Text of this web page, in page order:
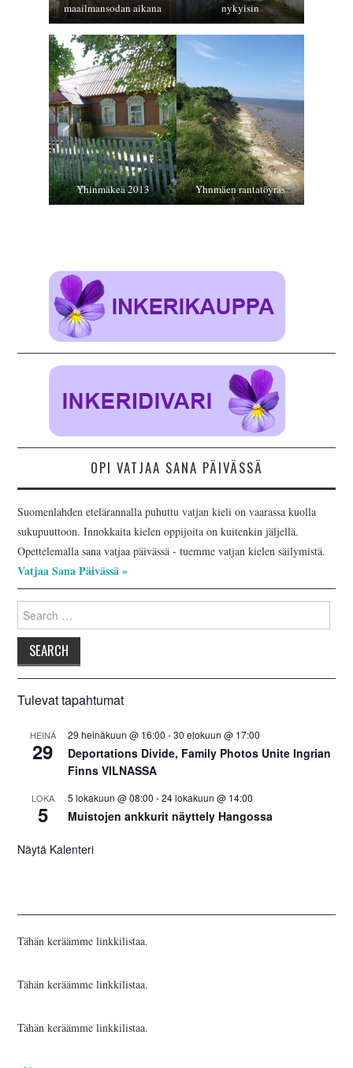
INKERILÄINEN
PERHEALBUMI
VIRTUAALI-INKERI
BLOGI
YHTEYSTIEDOT
maailmansodan aikana
nykyisin
Yhinmäkeä 2013 Yhnmäen rantatöyräs
OPI VATJAA SANA PÄIVÄSSÄ
Suomenlahden etelärannalla puhuttu vatjan kieli on vaarassa kuolla
sukupuuttoon. Innokkaita kielen oppijoita on kuitenkin jäljellä.
Opettelemalla sana vatjaa päivässä - tuemme vatjan kielen säilymistä.
Vatjaa Sana Päivässä »
Search
for:
Tulevat tapahtumat
HEINÄ
29
29 heinäkuun @ 16:00 -30 elokuun @ 17:00
Deportations Divide, Family Photos Unite Ingrian
Finns VILNASSA
LOKA
5
5 lokakuun @ 08:00 -24 lokakuun @ 14:00
Muistojen ankkurit näyttely Hangossa
Näytä Kalenteri
Tähän keräämme linkkilistaa.
Tähän keräämme linkkilistaa.
Tähän keräämme linkkilistaa.